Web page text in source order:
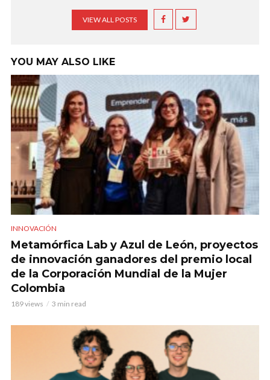
VIEW ALL POSTS
YOU MAY ALSO LIKE
INNOVACIÓN
Metamórfica Lab y Azul de León, proyectos
de innovación ganadores del premio local
de la Corporación Mundial de la Mujer
Colombia
189 views 3 min read